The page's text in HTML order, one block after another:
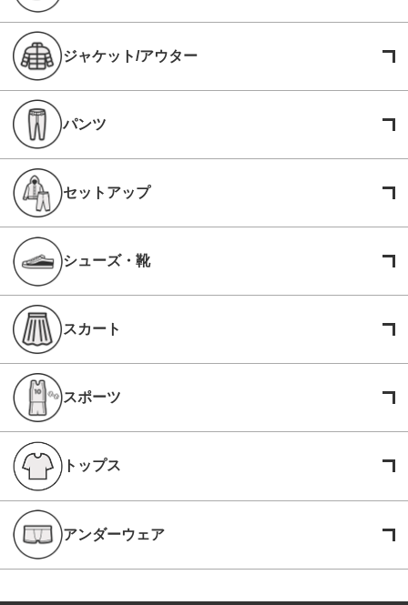
ジャケット/アウター
パンツ
セットアップ
シューズ・靴
スカート
スポーツ
トップス
アンダーウェア